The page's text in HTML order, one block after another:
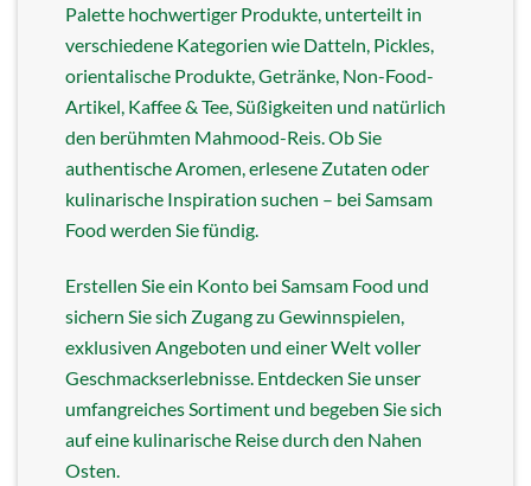
Palette hochwertiger Produkte, unterteilt in
verschiedene Kategorien wie Datteln, Pickles,
orientalische Produkte, Getränke, Non-Food-
Artikel, Kaffee & Tee, Süßigkeiten und natürlich
den berühmten Mahmood-Reis. Ob Sie
authentische Aromen, erlesene Zutaten oder
kulinarische Inspiration suchen – bei Samsam
Food werden Sie fündig.
Erstellen Sie ein Konto bei Samsam Food und
sichern Sie sich Zugang zu Gewinnspielen,
exklusiven Angeboten und einer Welt voller
Geschmackserlebnisse. Entdecken Sie unser
umfangreiches Sortiment und begeben Sie sich
auf eine kulinarische Reise durch den Nahen
Osten.